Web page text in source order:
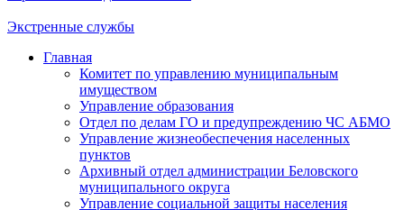
Экстренные службы
Главная
Комитет по управлению муниципальным
имуществом
Управление образования
Отдел по делам ГО и предупреждению ЧС АБМО
Управление жизнеобеспечения населенных
пунктов
Архивный отдел администрации Беловского
муниципального округа
Управление социальной защиты населения